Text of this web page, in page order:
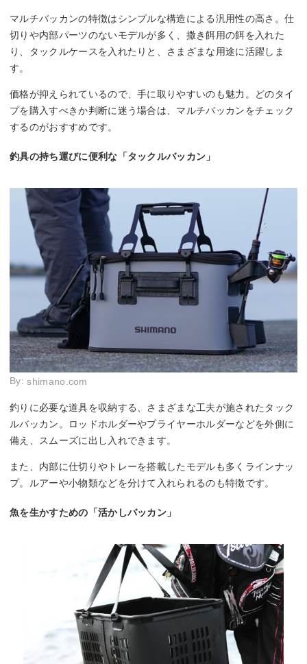
マルチバッカンの特徴はシンプルな構造による汎用性の高さ。仕
切りや内部パーツのないモデルが多く、撒き餌用の餌を入れた
り、タックルケースを入れたりと、さまざまな用途に活躍しま
す。
価格が抑えられているので、手に取りやすいのも魅力。どのタイ
プを購入すべきか判断に迷う場合は、マルチバッカンをチェック
するのがおすすめです。
釣具の持ち運びに便利な「タックルバッカン」
By: shimano.com
釣りに必要な道具を収納する、さまざまな工夫が施されたタック
ルバッカン。ロッドホルダーやプライヤーホルダーなどを外側に
備え、スムーズに出し入れできます。
また、内部に仕切りやトレーを搭載したモデルも多くラインナッ
プ。ルアーや小物類などを分けて入れられるのも特徴です。
魚を生かすための「活かしバッカン」